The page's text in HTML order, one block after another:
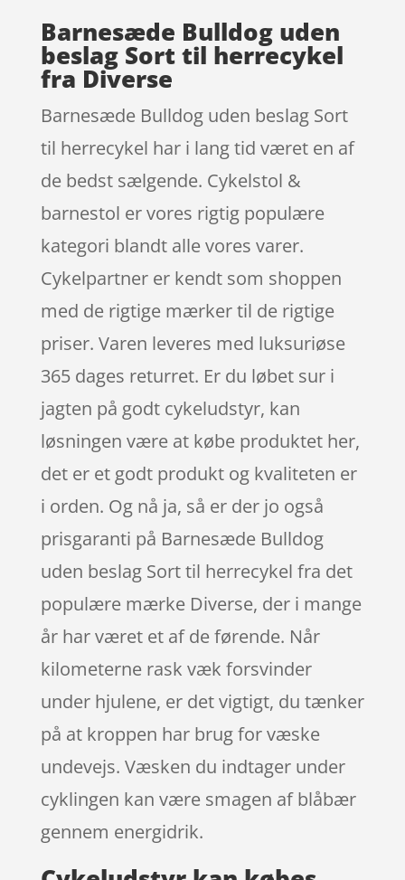
Barnesæde Bulldog uden
beslag Sort til herrecykel
fra Diverse
Barnesæde Bulldog uden beslag Sort
til herrecykel har i lang tid været en af
de bedst sælgende. Cykelstol &
barnestol er vores rigtig populære
kategori blandt alle vores varer.
Cykelpartner er kendt som shoppen
med de rigtige mærker til de rigtige
priser. Varen leveres med luksuriøse
365 dages returret. Er du løbet sur i
jagten på godt cykeludstyr, kan
løsningen være at købe produktet her,
det er et godt produkt og kvaliteten er
i orden. Og nå ja, så er der jo også
prisgaranti på Barnesæde Bulldog
uden beslag Sort til herrecykel fra det
populære mærke Diverse, der i mange
år har været et af de førende. Når
kilometerne rask væk forsvinder
under hjulene, er det vigtigt, du tænker
på at kroppen har brug for væske
undevejs. Væsken du indtager under
cyklingen kan være smagen af blåbær
gennem energidrik.